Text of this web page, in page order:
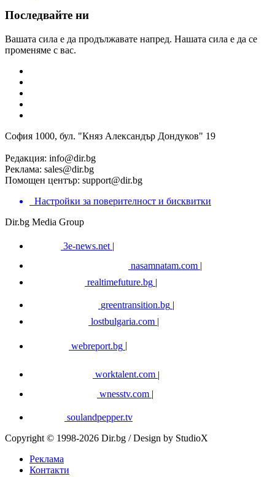
Последвайте ни
Вашата сила е да продължавате напред. Нашата сила е да се
променяме с вас.
София 1000, бул. "Княз Александър Дондуков" 19
Редакция: info@dir.bg
Реклама: sales@dir.bg
Помощен център: support@dir.bg
Настройки за поверителност и бисквитки
Dir.bg Media Group
3e-news.net |
nasamnatam.com |
realtimefuture.bg |
greentransition.bg |
lostbulgaria.com |
webreport.bg
worktalent.com |
wnesstv.com |
soulandpepper.tv
Copyright © 1998-2026 Dir.bg / Design by StudioX
Реклама
Контакти